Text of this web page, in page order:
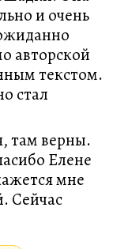
и очень
авторской
текстом.
стал
там верны.
Елене
мне
Сейчас